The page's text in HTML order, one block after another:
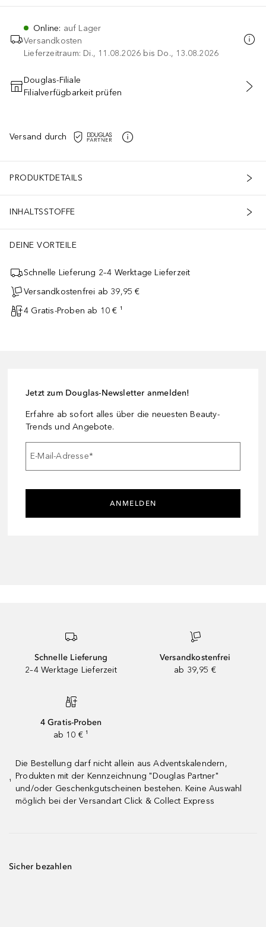
Online: auf Lager
Versandkosten
Lieferzeitraum: Di., 11.08.2026 bis Do., 13.08.2026
IN DEN WARENKORB
Douglas-Filiale
Filialverfügbarkeit prüfen
Versand durch
PRODUKTDETAILS
INHALTSSTOFFE
DEINE VORTEILE
Schnelle Lieferung 2–4 Werktage Lieferzeit
Versandkostenfrei ab 39,95 €
4 Gratis-Proben ab 10 € ¹
Jetzt zum Douglas-Newsletter anmelden!
Erfahre ab sofort alles über die neuesten Beauty-
Trends und Angebote.
E-Mail-Adresse*
ANMELDEN
Schnelle Lieferung
2–4 Werktage Lieferzeit
Versandkostenfrei
ab 39,95 €
4 Gratis-Proben
ab 10 € ¹
¹
Die Bestellung darf nicht allein aus Adventskalendern,
Produkten mit der Kennzeichnung "Douglas Partner"
und/oder Geschenkgutscheinen bestehen. Keine Auswahl
möglich bei der Versandart Click & Collect Express
Sicher bezahlen